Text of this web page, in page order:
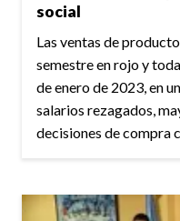
social
Las ventas de
semestre en rojo y
de enero de 2023, en
salarios rezagados,
decisiones de compra